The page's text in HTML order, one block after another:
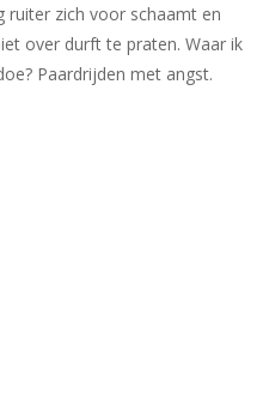
ruiter zich voor schaamt en
over durft te praten. Waar ik
Paardrijden met angst.